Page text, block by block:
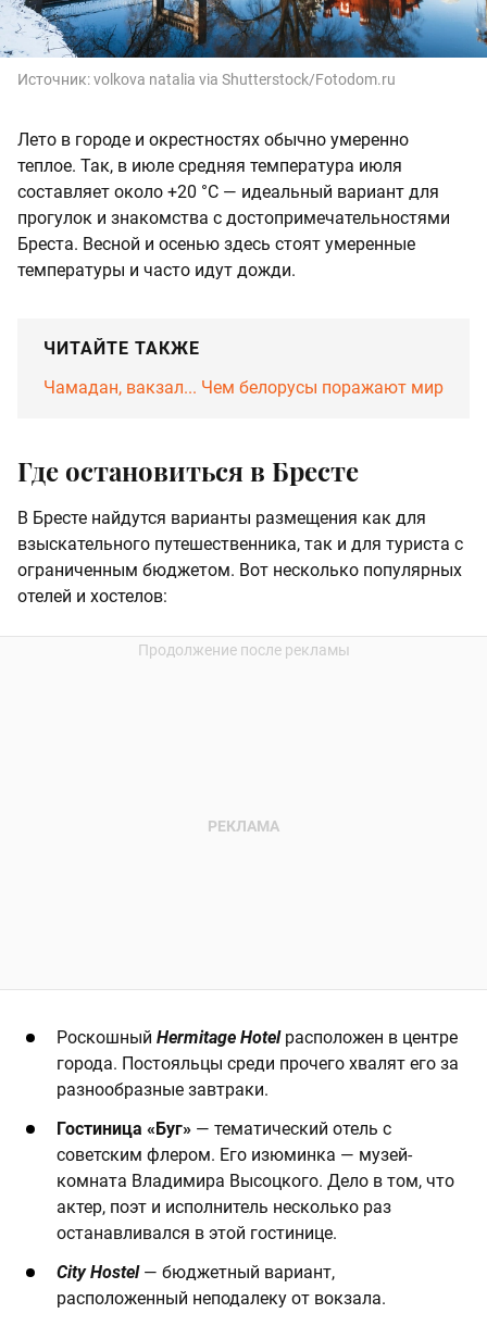
Источник:volkova natalia via Shutterstock/Fotodom.ru
Лето в городе и окрестностях обычно умеренно
теплое. Так, в июле средняя температура июля
составляет около +20 °C — идеальный вариант для
прогулок и знакомства с достопримечательностями
Бреста. Весной и осенью здесь стоят умеренные
температуры и часто идут дожди.
ЧИТАЙТЕ ТАКЖЕ
Чамадан, вакзал... Чем белорусы поражают мир
Где остановиться в Бресте
В Бресте найдутся варианты размещения как для
взыскательного путешественника, так и для туриста с
ограниченным бюджетом. Вот несколько популярных
отелей и хостелов:
Роскошный Hermitage Hotelрасположен в центре
города. Постояльцы среди прочего хвалят его за
разнообразные завтраки.
Гостиница «Буг» — тематический отель с
советским флером. Его изюминка — музей-
комната Владимира Высоцкого. Дело в том, что
актер, поэт и исполнитель несколько раз
останавливался в этой гостинице.
City Hostel— бюджетный вариант,
расположенный неподалеку от вокзала.